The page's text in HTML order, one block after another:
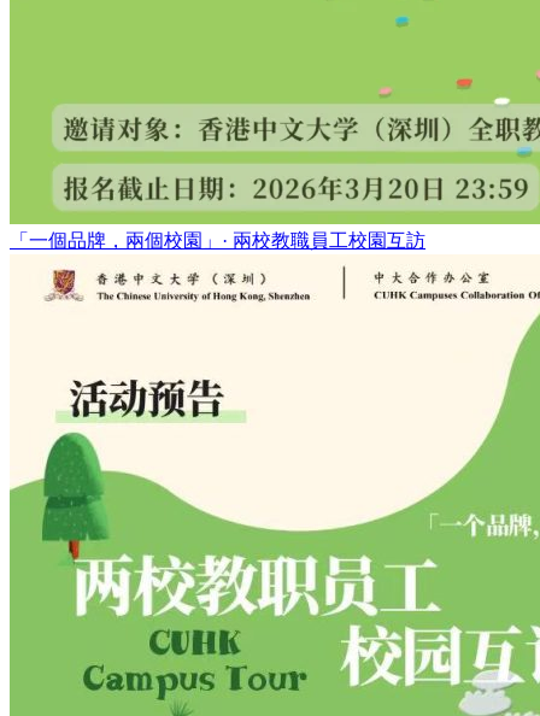
「一個品牌，兩個校園」· 兩校教職員工校園互訪